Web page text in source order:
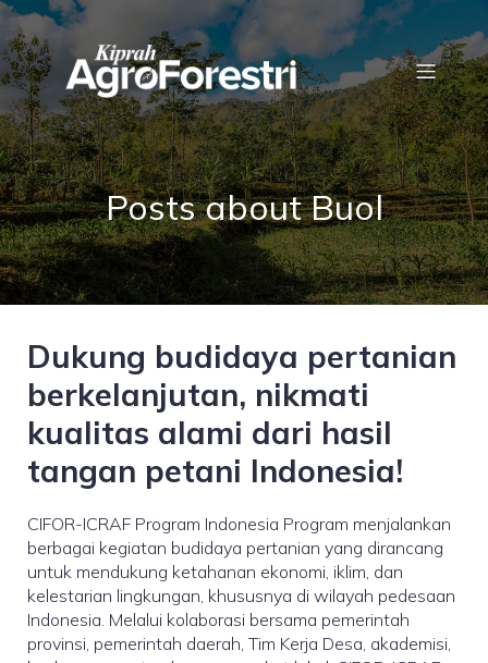
Posts about Buol
Dukung budidaya pertanian
berkelanjutan, nikmati
kualitas alami dari hasil
tangan petani Indonesia!
CIFOR-ICRAF Program Indonesia Program menjalankan
berbagai kegiatan budidaya pertanian yang dirancang
untuk mendukung ketahanan ekonomi, iklim, dan
kelestarian lingkungan, khususnya di wilayah pedesaan
Indonesia. Melalui kolaborasi bersama pemerintah
provinsi, pemerintah daerah, Tim Kerja Desa, akademisi,